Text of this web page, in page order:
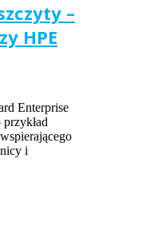
–
HPE
Enterprise
i